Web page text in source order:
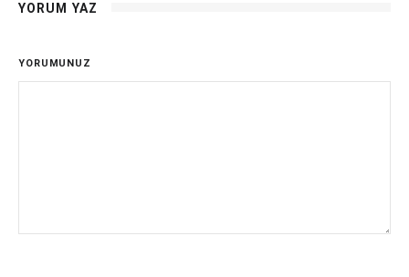
YORUM YAZ
YORUMUNUZ